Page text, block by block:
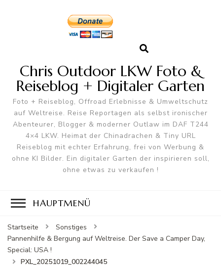
Chris Outdoor LKW Foto &
Reiseblog + Digitaler Garten
Foto + Reiseblog, Offroad Erlebnisse & Umweltschutz
auf Weltreise. Reise Reportagen als selbst ironischer
Abenteurer, Blogger & moderner Outlaw im DAF T244
4×4 LKW. Heimat der Chinadrachen & Tiny URL
Reiseblog mit echter Erfahrung, frei von Werbung &
ohne KI Bilder. Ein digitaler Garten der inspirieren soll,
ohne etwas zu verkaufen !
HAUPTMENÜ
Startseite
Sonstiges
Pannenhilfe & Bergung auf Weltreise. Der Save a Camper Day,
Special: USA !
PXL_20251019_002244045